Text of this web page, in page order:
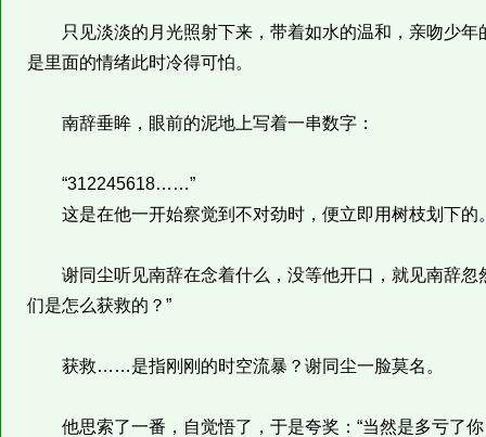
只见淡淡的月光照射下来，带着如水的温和，亲吻少年
是里面的情绪此时冷得可怕。
南辞垂眸，眼前的泥地上写着一串数字：
“312245618……”
这是在他一开始察觉到不对劲时，便立即用树枝划下的
谢同尘听见南辞在念着什么，没等他开口，就见南辞忽
们是怎么获救的？”
获救……是指刚刚的时空流暴？谢同尘一脸莫名。
他思索了一番，自觉悟了，于是夸奖：“当然是多亏了你